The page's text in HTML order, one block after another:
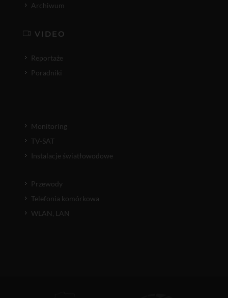
Archiwum
VIDEO
Reportaże
Poradniki
Monitoring
TV-SAT
Instalacje światłowodowe
Przewody
Telefonia komórkowa
WLAN, LAN